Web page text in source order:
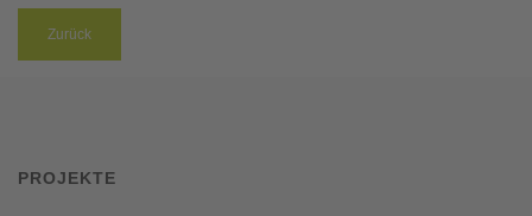
Zurück
PROJEKTE